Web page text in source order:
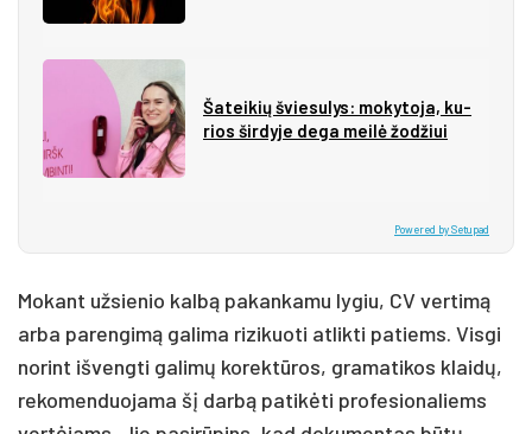
Ša­tei­kių švie­su­lys: mo­ky­to­ja, ku­
rios šir­dy­je de­ga mei­lė žo­džiui
Powered by Setupad
Mokant užsienio kalbą pakankamu lygiu, CV vertimą
arba parengimą galima rizikuoti atlikti patiems. Visgi
norint išvengti galimų korektūros, gramatikos klaidų,
rekomenduojama šį darbą patikėti profesionaliems